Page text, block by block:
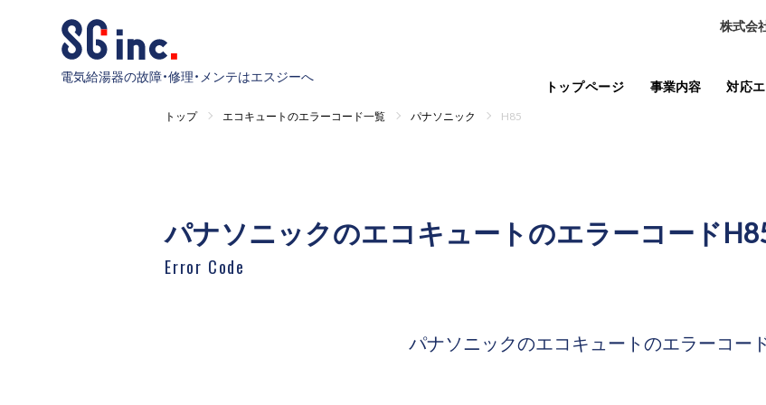
電気給湯器の故障・修理・メンテはエスジーへ
株式会
トップページ 事業内容 対応
トップ エコキュートのエラーコード一覧 パナソニック H85
パナソニックのエコキュートのエラーコード
Error Code
パナソニックのエコキュートのエラーコー